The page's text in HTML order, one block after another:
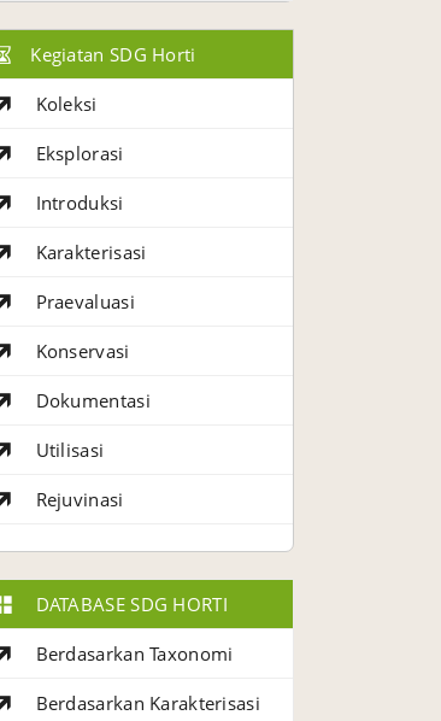
Kegiatan SDG Horti
Koleksi
Eksplorasi
Introduksi
Karakterisasi
Praevaluasi
Konservasi
Dokumentasi
Utilisasi
Rejuvinasi
DATABASE SDG HORTI
Berdasarkan Taxonomi
Berdasarkan Karakterisasi